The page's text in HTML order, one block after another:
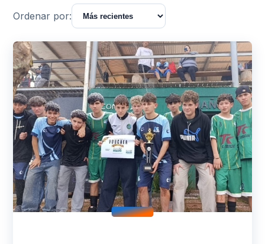
Ordenar por: